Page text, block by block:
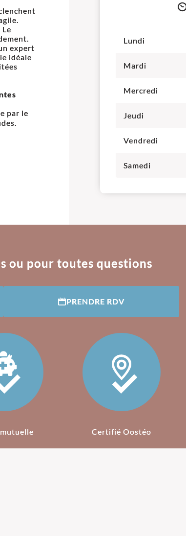
expert
idéale
par le
Lundi
Mardi
Mercredi
Jeudi
Vendredi
Samedi
ou pour toutes questions
PRENDRE RDV
Certifié Oostéo